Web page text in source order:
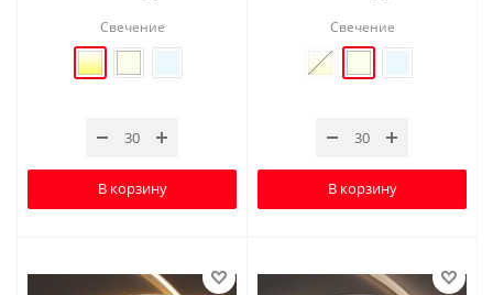
Свечение
В корзину
Свечение
В корзину